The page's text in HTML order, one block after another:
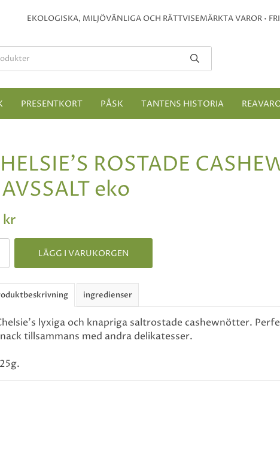
EKOLOGISKA, MILJÖVÄNLIGA OCH RÄTTVISEMÄRKTA VAROR •
PRESENTKORT PÅSK TANTENS HISTORIA
ROSTADE
eko
kr
LÄGG I VARUKORGEN
ingredienser
lyxiga och knapriga saltrostade cashewnötter.
tillsammans med andra delikatesser.